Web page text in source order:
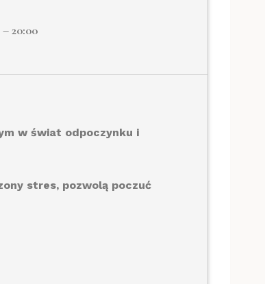
– 20:00
w świat odpoczynku i
stres, pozwolą poczuć